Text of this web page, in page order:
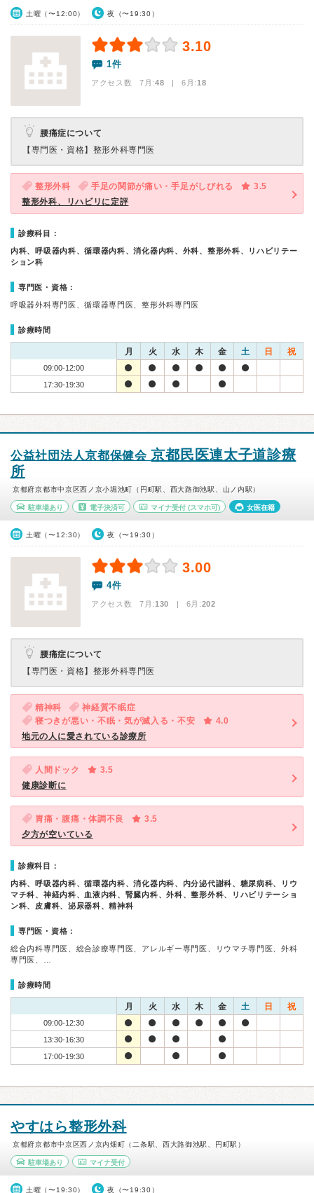
土曜（〜12:00） 夜（〜19:30）
3.10
1件
アクセス数 7月:48 | 6月:18
腰痛症について
【専門医・資格】 整形外科専門医
整形外科 手足の関節が痛い・手足がしびれる
3.5
整形外科、リハビリに定評
診療科目：
内科、呼吸器内科、循環器内科、消化器内科、外科、整形外科、リハビリテー
ション科
専門医・資格：
呼吸器外科専門医、循環器専門医、整形外科専門医
診療時間
月 火 水 木 金 土 日 祝
09:00-12:00
17:30-19:30
公益社団法人京都保健会京都民医連太子道診療
所
京都府京都市中京区西ノ京小堀池町（円町駅、西大路御池駅、山ノ内駅）
駐車場あり 電子決済可 マイナ受付 (スマホ可) 女医在籍
土曜（〜12:30） 夜（〜19:30）
3.00
4件
アクセス数 7月:130 | 6月:202
腰痛症について
【専門医・資格】 整形外科専門医
精神科
神経質不眠症
寝つきが悪い・不眠・気が滅入る・不安
4.0
地元の人に愛されている診療所
人間ドック
3.5
健康診断に
胃痛・腹痛・体調不良
3.5
夕方が空いている
診療科目：
内科、呼吸器内科、循環器内科、消化器内科、内分泌代謝科、糖尿病科、リウ
マチ科、神経内科、血液内科、腎臓内科、外科、整形外科、リハビリテーショ
ン科、皮膚科、泌尿器科、精神科
専門医・資格：
総合内科専門医、総合診療専門医、アレルギー専門医、リウマチ専門医、外科
専門医、…
診療時間
月 火 水 木 金 土 日 祝
09:00-12:30
13:30-16:30
17:00-19:30
やすはら整形外科
京都府京都市中京区西ノ京内畑町（二条駅、西大路御池駅、円町駅）
駐車場あり マイナ受付
土曜（〜19:30） 夜（〜19:30）